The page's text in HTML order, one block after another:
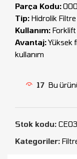
Parça Kodu:
Tip: Hidrolik Filtre
Kullanım: Forklift
Avantaj:Yüksek
kullanım
17 Bu
Stok kodu:
Kategoriler: